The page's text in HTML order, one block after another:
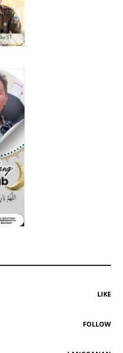
LIKE
FOLLOW